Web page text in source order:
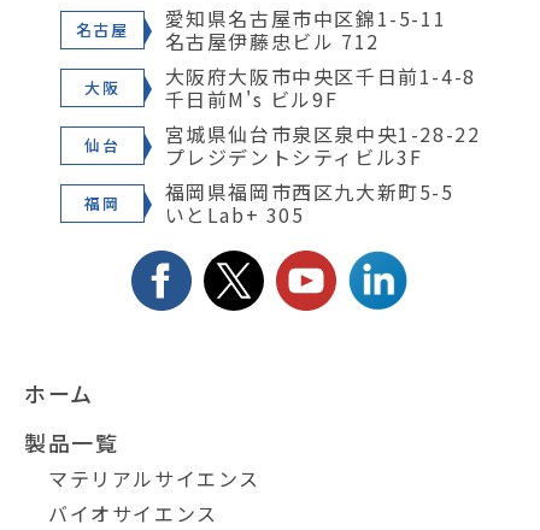
名古屋 愛知県名古屋市中区錦1-5-11
名古屋伊藤忠ビル 712
大阪 大阪府大阪市中央区千日前1-4-8
千日前M's ビル9F
仙台 宮城県仙台市泉区泉中央1-28-22
プレジデントシティビル3F
福岡 福岡県福岡市西区九大新町5-5
いとLab+ 305
ホーム
製品一覧
マテリアルサイエンス
バイオサイエンス